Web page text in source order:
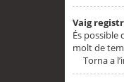
Vaig
És
molt de
Torna a